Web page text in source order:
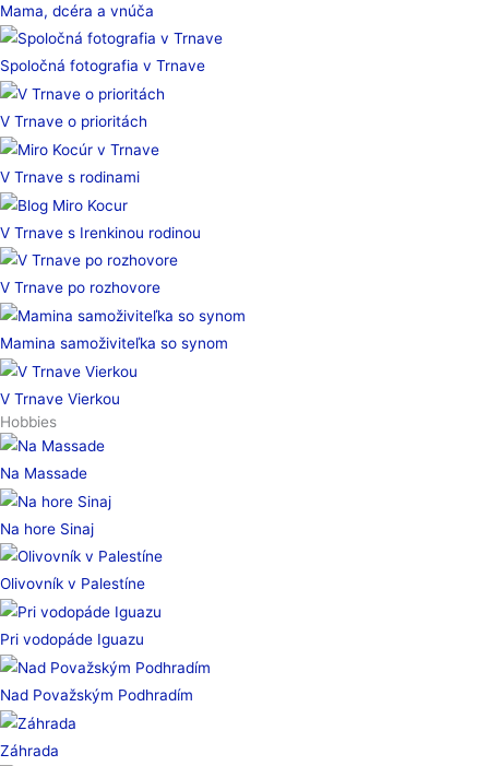
Mama, dcéra a vnúča
Spoločná fotografia v Trnave
V Trnave o prioritách
V Trnave s rodinami
V Trnave s Irenkinou rodinou
V Trnave po rozhovore
Mamina samoživiteľka so synom
V Trnave Vierkou
Hobbies
Na Massade
Na hore Sinaj
Olivovník v Palestíne
Pri vodopáde Iguazu
Nad Považským Podhradím
Záhrada